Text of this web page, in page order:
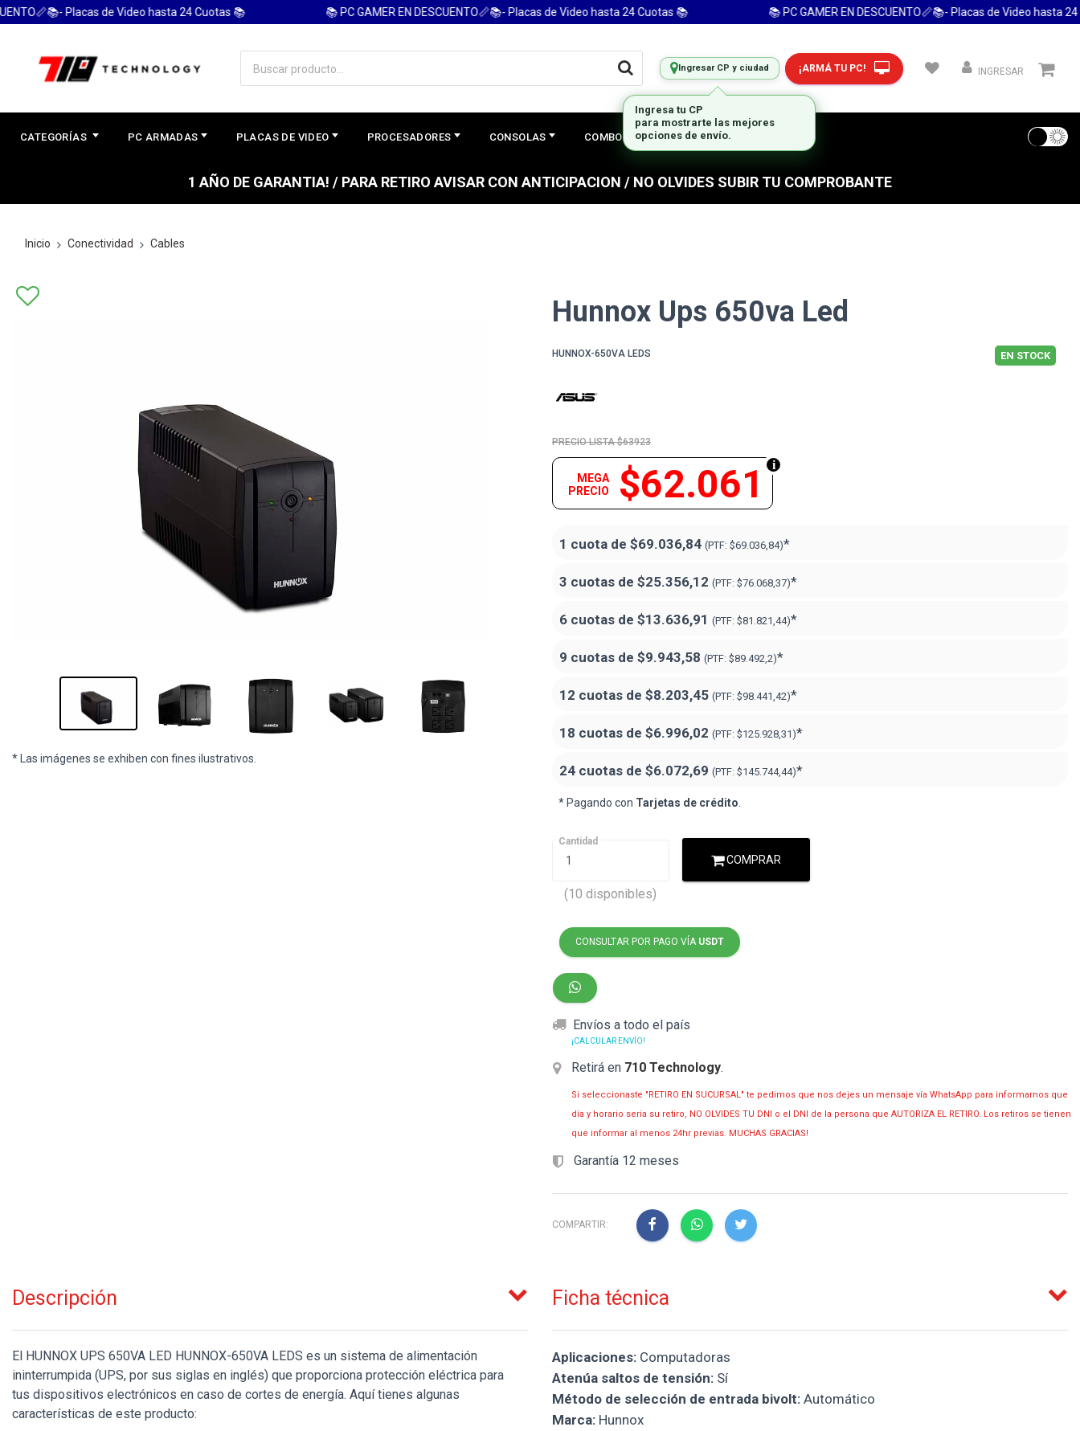
Placas de Video hasta 24 Cuotas 📚 📚 PC GAMER EN DESCUENTO📏📚- Placas de Video hasta 24 Cuotas 📚 📚 PC GAMER EN DESCUENTO📏📚- Placas de Video hasta 24
Ingresar CP y ciudad ¡ARMÁ TU PC! INGRESAR
CATEGORÍAS PC ARMADAS PLACAS DE VIDEO PROCESADORES CONSOLAS COMBOS PREGUNTAS FRECUENTES
1 AÑO DE GARANTIA! / PARA RETIRO AVISAR CON ANTICIPACION / NO OLVIDES SUBIR TU COMPROBANTE
Inicio Conectividad Cables
* Las imágenes se exhiben con fines ilustrativos.
Hunnox Ups 650va Led
HUNNOX-650VA LEDS EN STOCK
$63923
$62.061
MEGA
PRECIO
1 cuota de $69.036,84 (PTF: $69.036,84)*
3 cuotas de $25.356,12 (PTF: $76.068,37)*
6 cuotas de $13.636,91 (PTF: $81.821,44)*
9 cuotas de $9.943,58 (PTF: $89.492,2)*
12 cuotas de $8.203,45 (PTF: $98.441,42)*
18 cuotas de $6.996,02 (PTF: $125.928,31)*
24 cuotas de $6.072,69 (PTF: $145.744,44)*
* Pagando con Tarjetas de crédito
Cantidad
(10 disponibles)
COMPRAR
CONSULTAR POR PAGO VÍA USDT
Envíos a todo el país
¡CALCULAR ENVÍO!
Retirá en 710 Technology.
Si seleccionaste "RETIRO EN SUCURSAL" te pedimos que nos dejes un mensaje vía WhatsApp para informarnos que
día y horario seria su retiro, NO OLVIDES TU DNI o el DNI de la persona que AUTORIZA EL RETIRO. Los retiros se tienen
que informar al menos 24hr previas. MUCHAS GRACIAS!
Garantía 12 meses
COMPARTIR:
Descripción
El HUNNOX UPS 650VA LED HUNNOX-650VA LEDS es un sistema de alimentación
ininterrumpida (UPS, por sus siglas en inglés) que proporciona protección eléctrica para
tus dispositivos electrónicos en caso de cortes de energía. Aquí tienes algunas
características de este producto:
Ficha técnica
Aplicaciones: Computadoras
Atenúa saltos de tensión: Sí
Método de selección de entrada bivolt: Automático
Marca: Hunnox